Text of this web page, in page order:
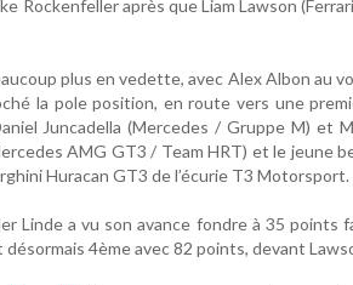
Rockenfeller après que Liam Lawson
plus en vedette, avec Alex Albon au
la pole position, en route vers une
Juncadella (Mercedes / Gruppe M) et
AMG GT3 / Team HRT) et le jeune
Huracan GT3 de l’écurie T3 Motorsport.
Linde a vu son avance fondre à 35 points
4ème avec 82 points, devant